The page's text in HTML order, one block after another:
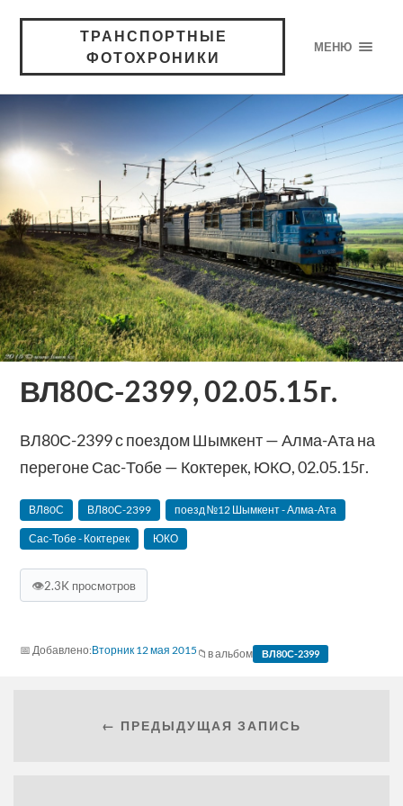
ТРАНСПОРТНЫЕ
ФОТОХРОНИКИ
МЕНЮ
ВЛ80С-2399, 02.05.15г.
ВЛ80С-2399 с поездом Шымкент — Алма-Ата на
перегоне Сас-Тобе — Коктерек, ЮКО, 02.05.15г.
ВЛ80С ВЛ80С-2399 поезд №12 Шымкент - Алма-Ата
Сас-Тобе - Коктерек ЮКО
👁2.3K просмотров
Вторник 12 мая 2015 в альбом ВЛ80С-2399
← ПРЕДЫДУЩАЯ ЗАПИСЬ